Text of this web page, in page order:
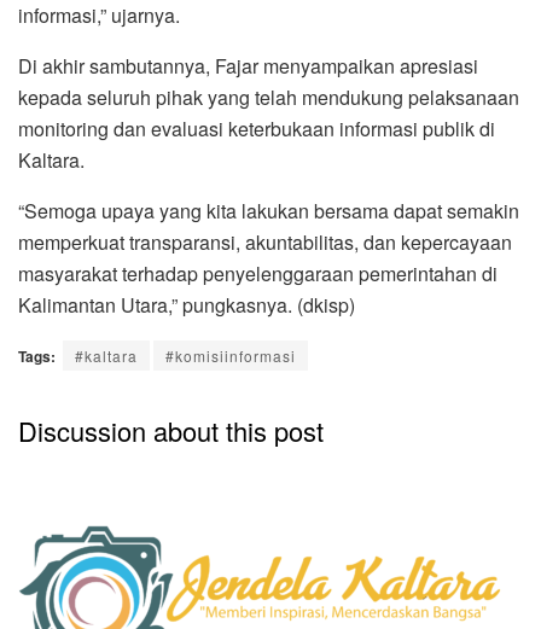
informasi,” ujarnya.
Di akhir sambutannya, Fajar menyampaikan apresiasi
kepada seluruh pihak yang telah mendukung pelaksanaan
monitoring dan evaluasi keterbukaan informasi publik di
Kaltara.
“Semoga upaya yang kita lakukan bersama dapat semakin
memperkuat transparansi, akuntabilitas, dan kepercayaan
masyarakat terhadap penyelenggaraan pemerintahan di
Kalimantan Utara,” pungkasnya. (dkisp)
Tags: #kaltara #komisiinformasi
Discussion about this post